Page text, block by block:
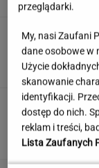
przeglądarki.
My, nasi Zaufani
dane osobowe w
Użycie
skanowanie
identyfikacji.
dostęp do nich.
reklam i treści,
Lista Zaufanych